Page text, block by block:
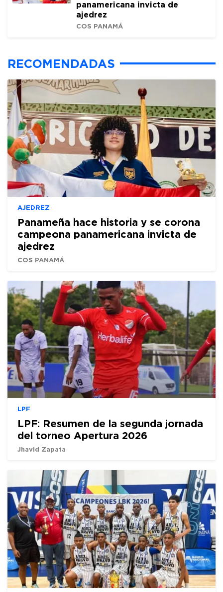
panamericana invicta de
ajedrez
COS PANAMÁ
RECOMENDADAS
AJEDREZ
Panameña hace historia y se corona
campeona panamericana invicta de
ajedrez
COS PANAMÁ
LPF
LPF: Resumen de la segunda jornada
del torneo Apertura 2026
Jhavid Zapata